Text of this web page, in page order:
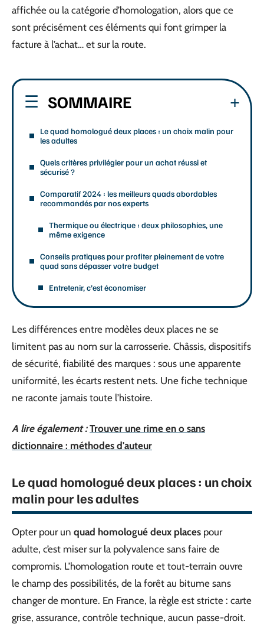
affichée ou la catégorie d’homologation, alors que ce
sont précisément ces éléments qui font grimper la
facture à l’achat… et sur la route.
SOMMAIRE
Le quad homologué deux places : un choix malin pour
les adultes
Quels critères privilégier pour un achat réussi et
sécurisé ?
Comparatif 2024 : les meilleurs quads abordables
recommandés par nos experts
Thermique ou électrique : deux philosophies, une
même exigence
Conseils pratiques pour profiter pleinement de votre
quad sans dépasser votre budget
Entretenir, c’est économiser
Les différences entre modèles deux places ne se
limitent pas au nom sur la carrosserie. Châssis, dispositifs
de sécurité, fiabilité des marques : sous une apparente
uniformité, les écarts restent nets. Une fiche technique
ne raconte jamais toute l’histoire.
A lire également : Trouver une rime en o sans
dictionnaire : méthodes d'auteur
Le quad homologué deux places : un choix
malin pour les adultes
Opter pour un quad homologué deux places pour
adulte, c’est miser sur la polyvalence sans faire de
compromis. L’homologation route et tout-terrain ouvre
le champ des possibilités, de la forêt au bitume sans
changer de monture. En France, la règle est stricte : carte
grise, assurance, contrôle technique, aucun passe-droit.